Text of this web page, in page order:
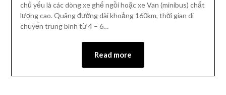
chủ yếu là các dòng xe ghế ngồi hoặc xe Van (minibus) chất
lượng cao. Quãng đường dài khoảng 160km, thời gian di
chuyển trung bình từ 4 – 6…
Read more